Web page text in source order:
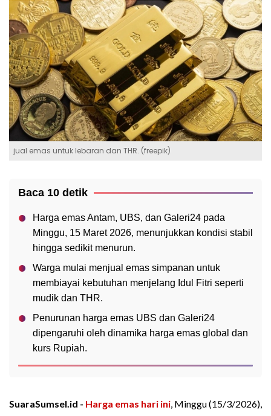
jual emas untuk lebaran dan THR. (freepik)
Baca 10 detik
Harga emas Antam, UBS, dan Galeri24 pada
Minggu, 15 Maret 2026, menunjukkan kondisi stabil
hingga sedikit menurun.
Warga mulai menjual emas simpanan untuk
membiayai kebutuhan menjelang Idul Fitri seperti
mudik dan THR.
Penurunan harga emas UBS dan Galeri24
dipengaruhi oleh dinamika harga emas global dan
kurs Rupiah.
SuaraSumsel.id - Harga emas hari ini, Minggu (15/3/2026),